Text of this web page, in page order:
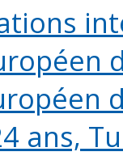
ans,